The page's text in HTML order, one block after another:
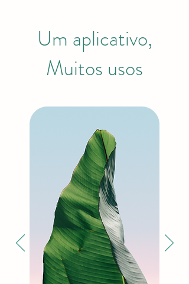
Um aplicativo,
Muitos usos